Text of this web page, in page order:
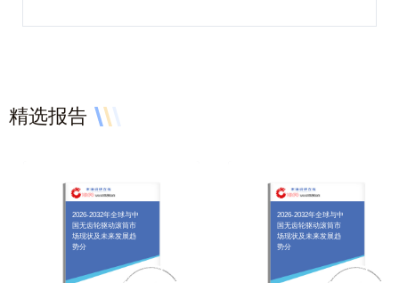
精选报告
2026-2032年全球与中
国无齿轮驱动滚筒市
场现状及未来发展趋
势分
2026-2032年全球与中
国无齿轮驱动滚筒市
场现状及未来发展趋
势分